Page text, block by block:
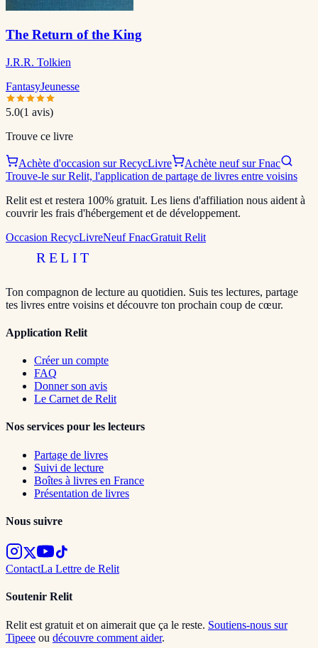
The Return of the King
J.R.R. Tolkien
FantasyJeunesse
5.0(1 avis)
Trouve ce livre
Achète d'occasion sur RecycLivre
Achète neuf sur Fnac
Trouve-le sur Relit, l'application de partage de livres entre voisins
Relit est et restera 100% gratuit. Les liens d'affiliation nous aident à
couvrir les frais d'hébergement et de développement.
Occasion RecycLivreNeuf FnacGratuit Relit
RELIT
Ton compagnon de lecture au quotidien. Suis tes lectures, partage
tes livres entre voisins et découvre ton prochain coup de cœur.
Application Relit
Créer un compte
FAQ
Donner son avis
Le Carnet de Relit
Nos services pour les lecteurs
Partage de livres
Suivi de lecture
Boîtes à livres en France
Présentation de livres
Nous suivre
ContactLa Lettre de Relit
Soutenir Relit
Relit est gratuit et on aimerait que ça le reste. Soutiens-nous sur
Tipeee ou découvre comment aider.